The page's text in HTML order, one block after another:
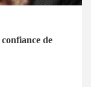
de